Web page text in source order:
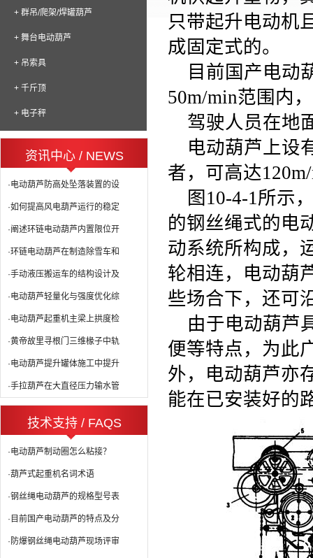
+ 群吊/爬架/焊罐葫芦
+ 舞台电动葫芦
+ 吊索具
+ 千斤顶
+ 电子秤
资讯中心 / NEWS
·电动葫芦防高处坠落装置的设
·如何提高风电葫芦运行的稳定
·阐述环链电动葫芦内置限位开
·环链电动葫芦在制造除雪车和
·手动液压搬运车的结构设计及
·电动葫芦轻量化与强度优化综
·电动葫芦起重机主梁上拱度检
·黄帝故里寻根门三维椽子中轨
·电动葫芦提升罐体施工中提升
·手拉葫芦在大直径压力输水管
技术支持 / FAQS
·电动葫芦制动圈怎么粘接？
·葫芦式起重机名词术语
·钢丝绳电动葫芦的规格型号表
·目前国产电动葫芦的特点及分
·防爆钢丝绳电动葫芦现场评审
只带起升电动机
成固定式的。
目前国产电动
50m/min范围内
驾驶人员在地
电动葫芦上设
者，可高达
图 10-4-1所示
的钢丝绳式的电
动系统所构成，
轮相连，电动葫
些场合下，还可
由于电动葫芦
便等特点，为此
外，电动葫芦亦
能在已安装好的